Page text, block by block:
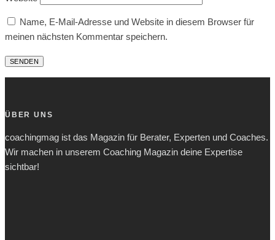
Name, E-Mail-Adresse und Website in diesem Browser für
meinen nächsten Kommentar speichern.
ÜBER UNS
coachingmag ist das Magazin für Berater, Experten und Coaches.
Wir machen in unserem Coaching Magazin deine Expertise
sichtbar!